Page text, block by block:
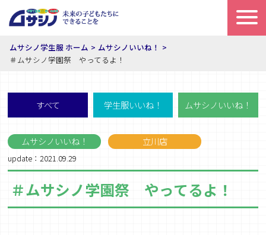
ムサシノ学生服 ホーム
ムサシノいいね！
＃ムサシノ学園祭 やってるよ！
すべて 学生服いいね！ ムサシノいいね！
ムサシノいいね！ 立川店
update：2021.09.29
＃ムサシノ学園祭 やってるよ！